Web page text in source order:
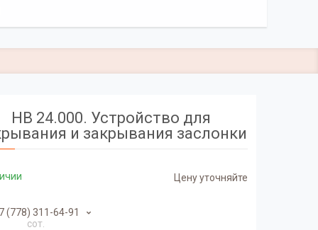
НВ 24.000. Устройство для
и закрывания заслонки
Цену уточняйте
(778) 311-64-91
сот.